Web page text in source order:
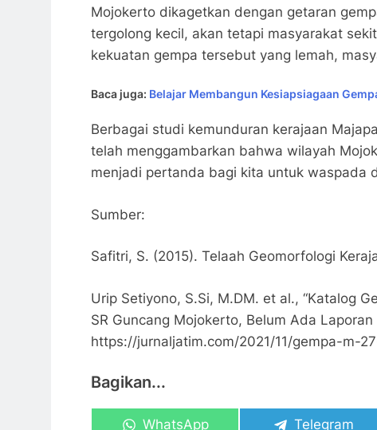
Mojokerto dikagetkan dengan getaran
tergolong kecil, akan tetapi masyarakat
kekuatan gempa tersebut yang lemah,
Baca juga: Belajar Membangun Kesiapsiagaan
Berbagai studi kemunduran kerajaan
telah menggambarkan bahwa wilayah
menjadi pertanda bagi kita untuk waspada
Sumber:
Safitri, S. (2015). Telaah Geomorfologi
Urip Setiyono, S.Si, M.DM. et al., “Katalog
SR Guncang Mojokerto, Belum Ada Laporan
https://jurnaljatim.com/2021/11/gempa-m-
Bagikan...
Share
WhatsApp
Share
Telegram